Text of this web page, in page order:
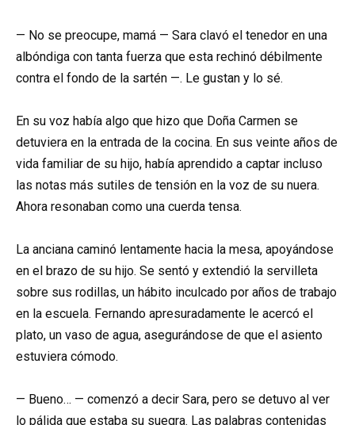
— No se preocupe, mamá — Sara clavó el tenedor en una
albóndiga con tanta fuerza que esta rechinó débilmente
contra el fondo de la sartén —. Le gustan y lo sé.
En su voz había algo que hizo que Doña Carmen se
detuviera en la entrada de la cocina. En sus veinte años de
vida familiar de su hijo, había aprendido a captar incluso
las notas más sutiles de tensión en la voz de su nuera.
Ahora resonaban como una cuerda tensa.
La anciana caminó lentamente hacia la mesa, apoyándose
en el brazo de su hijo. Se sentó y extendió la servilleta
sobre sus rodillas, un hábito inculcado por años de trabajo
en la escuela. Fernando apresuradamente le acercó el
plato, un vaso de agua, asegurándose de que el asiento
estuviera cómodo.
— Bueno… — comenzó a decir Sara, pero se detuvo al ver
lo pálida que estaba su suegra. Las palabras contenidas